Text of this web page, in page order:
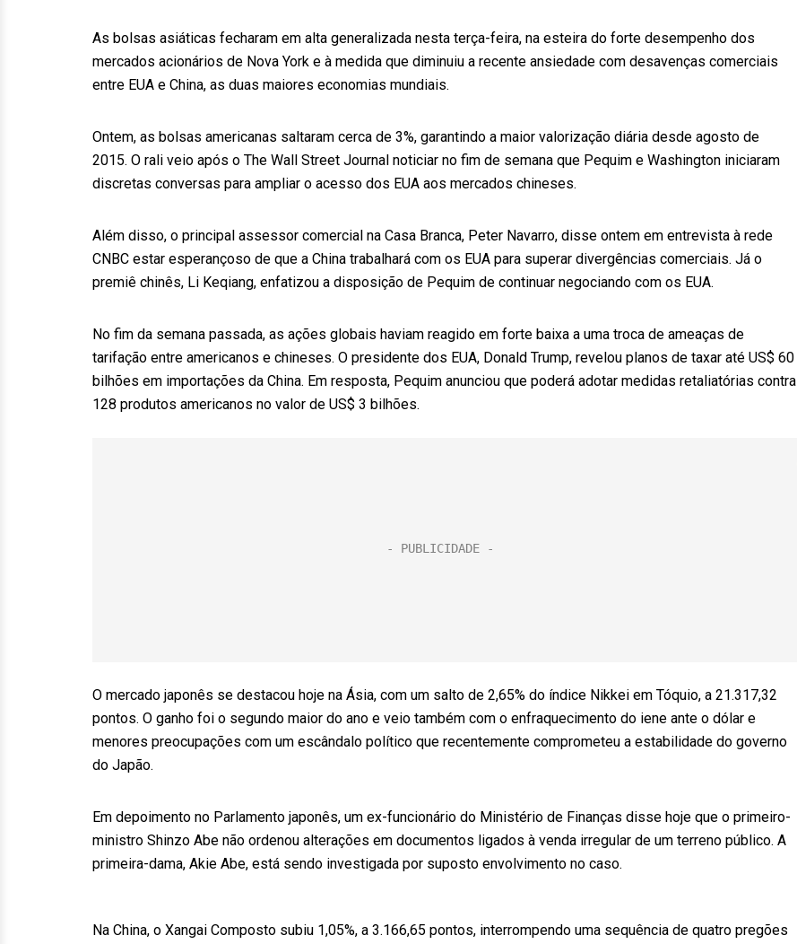
As bolsas asiáticas fecharam em alta generalizada nesta terça-feira, na esteira do forte desempenho dos
mercados acionários de Nova York e à medida que diminuiu a recente ansiedade com desavenças comerciais
entre EUA e China, as duas maiores economias mundiais.
Ontem, as bolsas americanas saltaram cerca de 3%, garantindo a maior valorização diária desde agosto de
2015. O rali veio após o The Wall Street Journal noticiar no fim de semana que Pequim e Washington iniciaram
discretas conversas para ampliar o acesso dos EUA aos mercados chineses.
Além disso, o principal assessor comercial na Casa Branca, Peter Navarro, disse ontem em entrevista à rede
CNBC estar esperançoso de que a China trabalhará com os EUA para superar divergências comerciais. Já o
premiê chinês, Li Keqiang, enfatizou a disposição de Pequim de continuar negociando com os EUA.
No fim da semana passada, as ações globais haviam reagido em forte baixa a uma troca de ameaças de
tarifação entre americanos e chineses. O presidente dos EUA, Donald Trump, revelou planos de taxar até US$ 60
bilhões em importações da China. Em resposta, Pequim anunciou que poderá adotar medidas retaliatórias contra
128 produtos americanos no valor de US$ 3 bilhões.
O mercado japonês se destacou hoje na Ásia, com um salto de 2,65% do índice Nikkei em Tóquio, a 21.317,32
pontos. O ganho foi o segundo maior do ano e veio também com o enfraquecimento do iene ante o dólar e
menores preocupações com um escândalo político que recentemente comprometeu a estabilidade do governo
do Japão.
Em depoimento no Parlamento japonês, um ex-funcionário do Ministério de Finanças disse hoje que o primeiro-
ministro Shinzo Abe não ordenou alterações em documentos ligados à venda irregular de um terreno público. A
primeira-dama, Akie Abe, está sendo investigada por suposto envolvimento no caso.
Na China, o Xangai Composto subiu 1,05%, a 3.166,65 pontos, interrompendo uma sequência de quatro pregões